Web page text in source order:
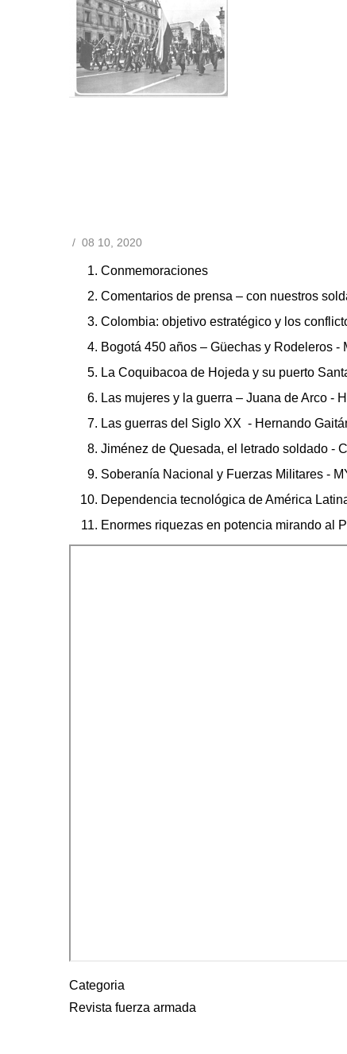
/ 08 10, 2020
Conmemoraciones
Comentarios de prensa – con nuestros
Colombia: objetivo estratégico y los
Bogotá 450 años – Güechas y Rodeleros -
La Coquibacoa de Hojeda y su puerto
Las mujeres y la guerra – Juana de Arco -
Las guerras del Siglo XX - Hernando
Jiménez de Quesada, el letrado soldado -
Soberanía Nacional y Fuerzas Militares -
Dependencia tecnológica de América
Enormes riquezas en potencia mirando al
Categoria
Revista fuerza armada